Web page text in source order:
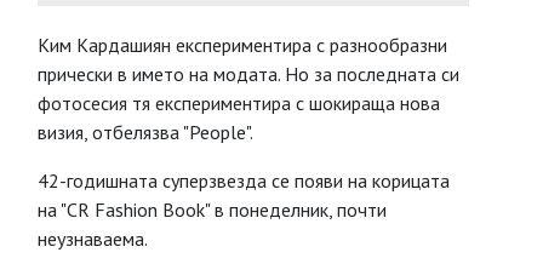
Ким Кардашиян експериментира с разнообразни
прически в името на модата. Но за последната си
фотосесия тя експериментира с шокираща нова
визия, отбелязва "People".
42-годишната суперзвезда се появи на корицата
на "CR Fashion Book" в понеделник, почти
неузнаваема.